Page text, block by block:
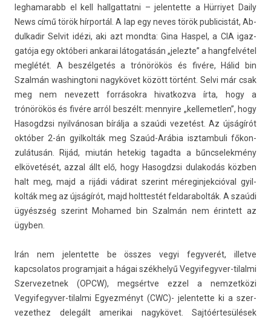
leg­hamarabb el kell hallgat­tatni – jelen­tette a Hür­riyet Daily
News című török hírportál. A lap egy neves török pub­licis­tát, Ab­
dul­kadir Sel­vit idézi, aki azt mondta: Gina Has­pel, a CIA igaz­
gatója egy októberi an­karai látogatásán „jelez­te” a han­gfel­vétel
meglétét. A beszélgetés a trónörökös és fivére, Hálid bin
Szalmán was­hingtoni nagykövet között történt. Selvi már csak
meg nem nevezett forrásokra hivat­kozva írta, hogy a
trónörökös és fivére arról beszélt: men­nyire „kel­lemetl­en”, hogy
Hasogdzsi nyilvánosan bírálja a szaúdi vezetést. Az újságírót
október 2-án gyil­kolták meg Szaúd-Arábia isztam­buli főkon­
zulátusán. Rijád, miután hetekig tagad­ta a bűncselek­mény
elkövetését, azzal állt elő, hogy Hasogdzsi dulakodás közben
halt meg, majd a rijádi vádirat szerint méregin­jekcióv­al gyil­
kolták meg az újságírót, majd holttes­tét fel­darabol­ták. A szaúdi
ügyészség szerint Mohamed bin Szalmán nem érin­tett az
ügyben.
Irán nem jelen­tette be összes vegyi fegyverét, il­let­ve
kapcsolatos pro­gram­jait a hágai székhelyű Vegyifegyver-tilalmi
Szer­vezet­nek (OPCW), megsértve ezzel a nem­zetközi
Vegyifegyver-tilalmi Egyez­ményt (CWC)- jelen­tette ki a szer­
vezet­hez delegált amerikai nagykövet. Sajtóértesülések